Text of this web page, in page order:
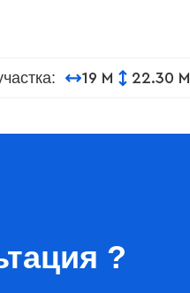
19 М 22.30 М
?